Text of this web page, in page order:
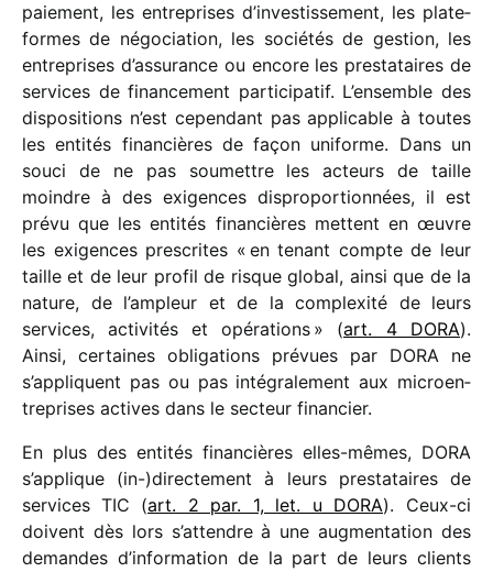
paie­ment, les entre­prises d’investissement, les plate­
formes de négo­cia­tion, les socié­tés de gestion, les
entre­prises d’assurance ou encore les pres­ta­taires de
services de finan­ce­ment parti­ci­pa­tif. L’ensemble des
dispo­si­tions n’est cepen­dant pas appli­cable à toutes
les enti­tés finan­cières de façon uniforme. Dans un
souci de ne pas soumettre les acteurs de taille
moindre à des exigences dispro­por­tion­nées, il est
prévu que les enti­tés finan­cières mettent en œuvre
les exigences pres­crites « en tenant compte de leur
taille et de leur profil de risque global, ainsi que de la
nature, de l’ampleur et de la complexité de leurs
services, acti­vi­tés et opéra­tions » (art. 4 DORA).
Ainsi, certaines obli­ga­tions prévues par DORA ne
s’appliquent pas ou pas inté­gra­le­ment aux microen­
tre­prises actives dans le secteur finan­cier.
En plus des enti­tés finan­cières elles-mêmes, DORA
s’ap­plique (in-)directement à leurs pres­ta­taires de
services TIC (art. 2 par. 1, let. u DORA). Ceux-ci
doivent dès lors s’attendre à une augmen­ta­tion des
demandes d’in­for­ma­tion de la part de leurs clients